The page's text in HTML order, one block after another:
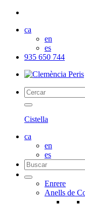
ca
en
es
935 650 744
Cistella
ca
en
es
Enrere
Anells de